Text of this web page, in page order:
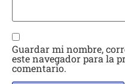
Guardar mi nombre,
este navegador para la
comentario.